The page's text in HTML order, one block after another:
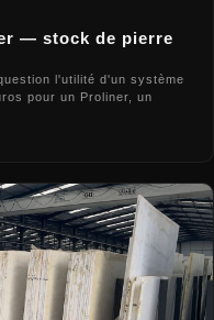
— stock de pierre
l'utilité d'un système
pour un Proliner, un